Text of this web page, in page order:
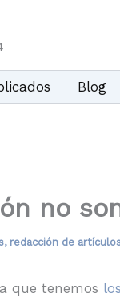
Blog
no
, redacción de
que tenemos